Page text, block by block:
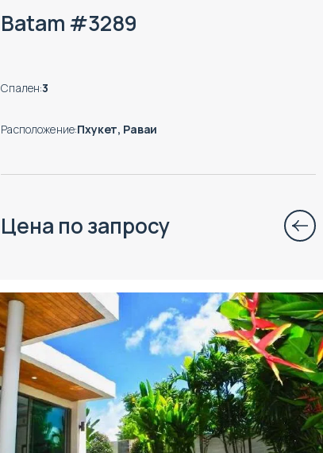
Batam #3289
Спален:3
Расположение:Пхукет, Раваи
Цена по запросу